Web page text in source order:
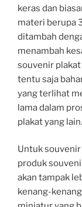
keras dan
materi berupa
ditambah
menambah
souvenir plakat
tentu saja
yang terlihat
lama dalam
plakat yang lain.
Untuk
produk
akan tampak
kenang-